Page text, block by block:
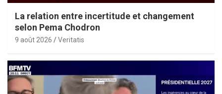
La relation entre incertitude et changement
selon Pema Chodron
9 août 2026 Veritatis